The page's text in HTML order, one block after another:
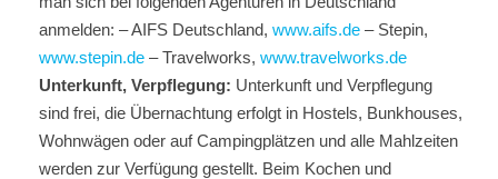
anmelden: – AIFS Deutschland, www.aifs.de – Stepin,
www.stepin.de – Travelworks, www.travelworks.de
Unterkunft, Verpflegung: Unterkunft und Verpflegung
sind frei, die Übernachtung erfolgt in Hostels, Bunkhouses,
Wohnwägen oder auf Campingplätzen und alle Mahlzeiten
werden zur Verfügung gestellt. Beim Kochen und